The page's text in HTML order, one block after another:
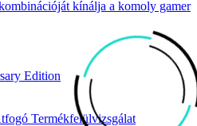
kínálja a komoly gamer
Edition
Termékfelülvizsgálat